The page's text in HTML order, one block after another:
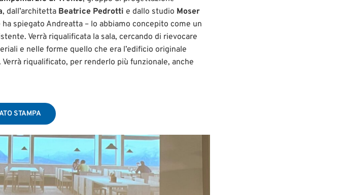
, dall’architetta Beatrice Pedrotti e dallo studio Moser
spiegato Andreatta – lo abbiamo concepito come un
Verrà riqualificata la sala, cercando di rievocare
e nelle forme quello che era l’edificio originale
riqualificato, per renderlo più funzionale, anche
STAMPA